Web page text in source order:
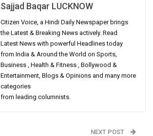
Sajjad Baqar LUCKNOW
Citizen Voice, a Hindi Daily Newspaper brings
the Latest & Breaking News actively. Read
Latest News with powerful Headlines today
from India & Around the World on Sports,
Business , Health & Fitness , Bollywood &
Entertainment, Blogs & Opinions and many more
categories
from leading columnists.
NEXT POST